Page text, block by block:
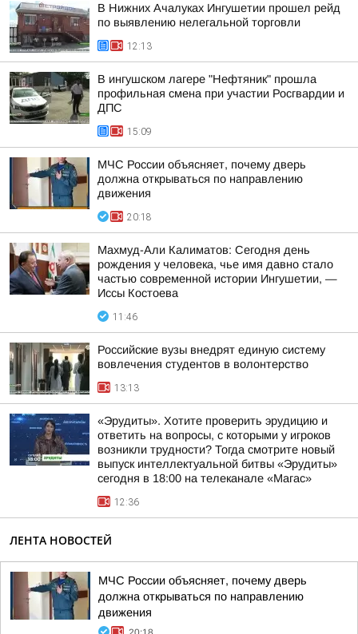
В Нижних Ачалуках Ингушетии прошел рейд
по выявлению нелегальной торговли
12:13
В ингушском лагере "Нефтяник" прошла
профильная смена при участии Росгвардии и
ДПС
15:09
МЧС России объясняет, почему дверь
должна открываться по направлению
движения
20:18
Махмуд-Али Калиматов: Сегодня день
рождения у человека, чье имя давно стало
частью современной истории Ингушетии, —
Иссы Костоева
11:46
Российские вузы внедрят единую систему
вовлечения студентов в волонтерство
13:13
«Эрудиты». Хотите проверить эрудицию и
ответить на вопросы, с которыми у игроков
возникли трудности? Тогда смотрите новый
выпуск интеллектуальной битвы «Эрудиты»
сегодня в 18:00 на телеканале «Магас»
12:36
ЛЕНТА НОВОСТЕЙ
МЧС России объясняет, почему дверь
должна открываться по направлению
движения